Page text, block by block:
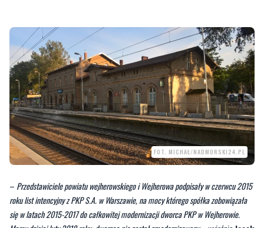
FOT. MICHAŁ/NADMORSKI24.PL
– Przedstawiciele powiatu wejherowskiego i Wejherowa podpisały w czerwcu 2015
roku list intencyjny z PKP S.A. w Warszawie, na mocy którego spółka zobowiązała
się w latach 2015-2017 do całkowitej modernizacji dworca PKP w Wejherowie.